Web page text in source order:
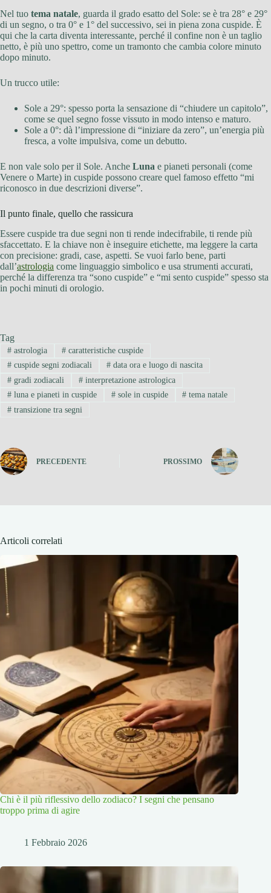
Nel tuo tema natale, guarda il grado esatto del Sole: se è tra 28° e 29°
di un segno, o tra 0° e 1° del successivo, sei in piena zona cuspide. È
qui che la carta diventa interessante, perché il confine non è un taglio
netto, è più uno spettro, come un tramonto che cambia colore minuto
dopo minuto.
Un trucco utile:
Sole a 29°: spesso porta la sensazione di “chiudere un capitolo”,
come se quel segno fosse vissuto in modo intenso e maturo.
Sole a 0°: dà l’impressione di “iniziare da zero”, un’energia più
fresca, a volte impulsiva, come un debutto.
E non vale solo per il Sole. Anche Luna e pianeti personali (come
Venere o Marte) in cuspide possono creare quel famoso effetto “mi
riconosco in due descrizioni diverse”.
Il punto finale, quello che rassicura
Essere cuspide tra due segni non ti rende indecifrabile, ti rende più
sfaccettato. E la chiave non è inseguire etichette, ma leggere la carta
con precisione: gradi, case, aspetti. Se vuoi farlo bene, parti
dall’astrologia come linguaggio simbolico e usa strumenti accurati,
perché la differenza tra “sono cuspide” e “mi sento cuspide” spesso sta
in pochi minuti di orologio.
Tag
#astrologia #caratteristiche cuspide
#cuspide segni zodiacali #data ora e luogo di nascita
#gradi zodiacali #interpretazione astrologica
#luna e pianeti in cuspide #sole in cuspide # tema natale
#transizione tra segni
PRECEDENTE PROSSIMO
Articoli correlati
Chi è il più riflessivo dello zodiaco? I segni che pensano
troppo prima di agire
1 Febbraio 2026